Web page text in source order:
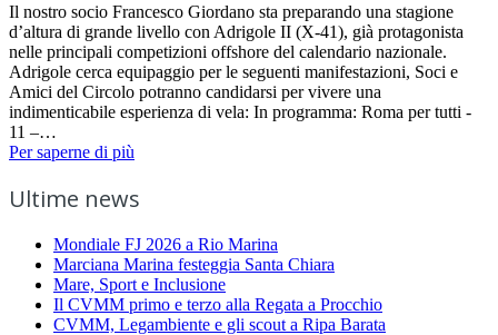
Il nostro socio Francesco Giordano sta preparando una stagione
d’altura di grande livello con Adrigole II (X-41), già protagonista
nelle principali competizioni offshore del calendario nazionale.
Adrigole cerca equipaggio per le seguenti manifestazioni, Soci e
Amici del Circolo potranno candidarsi per vivere una
indimenticabile esperienza di vela: In programma: Roma per tutti -
11 –…
Per saperne di più
Ultime news
Mondiale FJ 2026 a Rio Marina
Marciana Marina festeggia Santa Chiara
Mare, Sport e Inclusione
Il CVMM primo e terzo alla Regata a Procchio
CVMM, Legambiente e gli scout a Ripa Barata